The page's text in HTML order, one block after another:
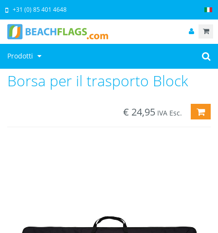
Prodotti
+31 (0) 85 401 4648
Borsa per il trasporto Block
€ 24,95 IVA Esc.